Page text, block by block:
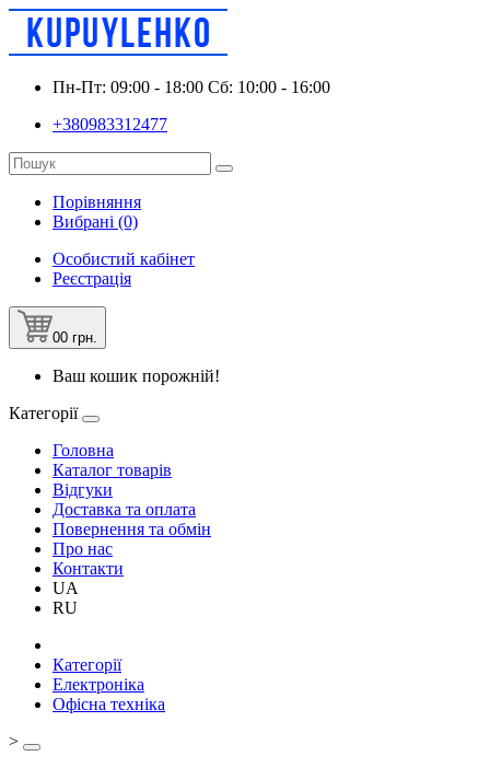
Пн-Пт: 09:00 - 18:00 Сб: 10:00 - 16:00
+380983312477
Порівняння
Вибрані (0)
Особистий кабінет
Реєстрація
00 грн.
Ваш кошик порожній!
Категорії
Головна
Каталог товарів
Відгуки
Доставка та оплата
Повернення та обмін
Про нас
Контакти
UA
RU
Категорії
Електроніка
Офісна техніка
>